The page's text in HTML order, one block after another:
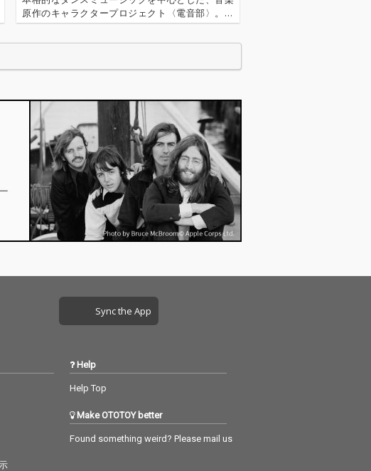
原作のキャラクタープロジェクト〈電音部〉。そ
のオールナイトイベント〈GR Masquerade〉が20
Sync the App
Help
Help Top
Make OTOTOY better
Found something weird? Please mail us